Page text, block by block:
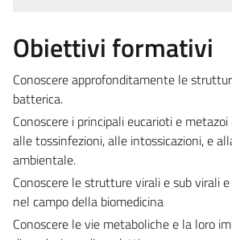
Obiettivi formativi
Conoscere approfonditamente le
batterica.
Conoscere i principali eucarioti e
alle tossinfezioni, alle intossicazioni, e
ambientale.
Conoscere le strutture virali e sub virali
nel campo della biomedicina
Conoscere le vie metaboliche e la loro